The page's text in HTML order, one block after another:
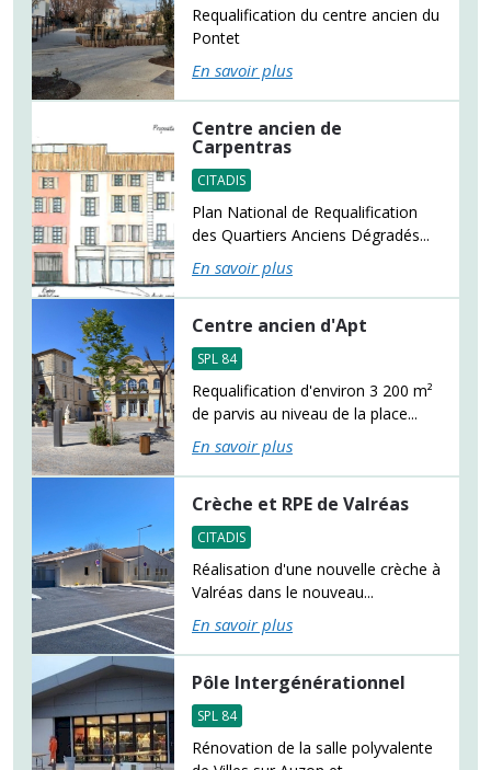
Requalification du centre ancien du
Pontet
En savoir plus
Centre ancien de
Carpentras
CITADIS
Plan National de Requalification
des Quartiers Anciens Dégradés...
En savoir plus
Centre ancien d'Apt
SPL 84
Requalification d'environ 3 200 m²
de parvis au niveau de la place...
En savoir plus
Crèche et RPE de Valréas
CITADIS
Réalisation d'une nouvelle crèche à
Valréas dans le nouveau...
En savoir plus
Pôle Intergénérationnel
SPL 84
Rénovation de la salle polyvalente